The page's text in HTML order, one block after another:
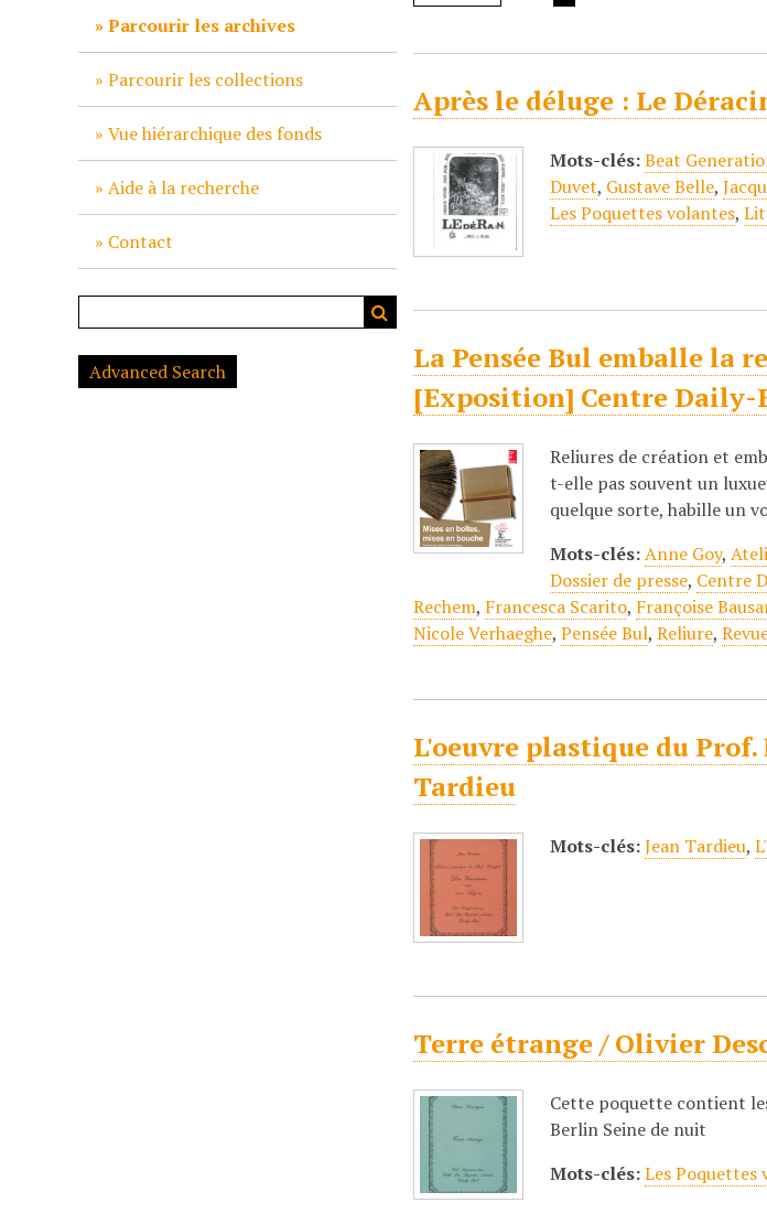
Parcourir les archives
Parcourir les collections
Vue hiérarchique des fonds
Aide à la recherche
Contact
Advanced Search
Après le déluge : Le
Mots-clés:Beat
Duvet, Gustave Belle,
Les Poquettes volantes,
La Pensée Bul emballe la
[Exposition] Centre Daily-
Reliures de création et
t-elle pas souvent un
quelque sorte, habille un
Mots-clés:Anne Goy,
Dossier de presse, Centre
Rechem, Francesca Scarito, Françoise
Nicole Verhaeghe,Pensée Bul,Reliure,
L'oeuvre plastique du
Tardieu
Mots-clés:Jean Tardieu,
Terre étrange / Olivier
Cette poquette contient
Berlin Seine de nuit
Mots-clés:Les Poquettes